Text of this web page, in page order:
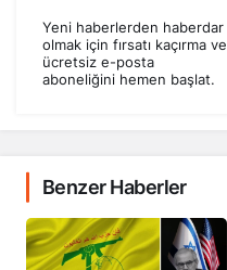
Yeni haberlerden haberdar
olmak için fırsatı kaçırma ve
ücretsiz e-posta
aboneliğini hemen başlat.
Benzer Haberler